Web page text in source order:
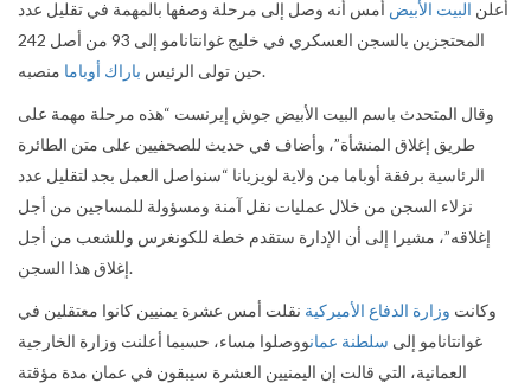
أعلن البيت الأبيض أمس أنه وصل إلى مرحلة وصفها بالمهمة في تقليل عدد
المحتجزين بالسجن العسكري في خليج غوانتانامو إلى 93 من أصل 242
حين تولى الرئيس باراك أوباما منصبه.
وقال المتحدث باسم البيت الأبيض جوش إيرنست “هذه مرحلة مهمة على
طريق إغلاق المنشأة”، وأضاف في حديث للصحفيين على متن الطائرة
الرئاسية برفقة أوباما من ولاية لويزيانا “سنواصل العمل بجد لتقليل عدد
نزلاء السجن من خلال عمليات نقل آمنة ومسؤولة للمساجين من أجل
إغلاقه”، مشيرا إلى أن الإدارة ستقدم خطة للكونغرس وللشعب من أجل
إغلاق هذا السجن.
وكانت وزارة الدفاع الأميركية نقلت أمس عشرة يمنيين كانوا معتقلين في
غوانتانامو إلى سلطنة عمانووصلوا مساء، حسبما أعلنت وزارة الخارجية
العمانية، التي قالت إن اليمنيين العشرة سيبقون في عمان مدة مؤقتة